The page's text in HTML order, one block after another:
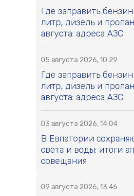
Где заправить
литр, дизель и
августа: адреса АЗС
05 августа 2026, 10:29
Где заправить
литр, дизель и
августа: адреса АЗС
03 августа 2026, 14:04
В Евпатории
света и воды: итоги
совещания
09 августа 2026, 13:46